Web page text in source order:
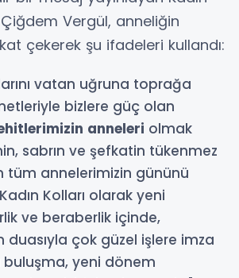
Çiğdem Vergül, anneliğin
çekerek şu ifadeleri kullandı:
vatan uğruna toprağa
bizlere güç olan
anneleri olmak
sabrın ve şefkatin tükenmez
tüm annelerimizin gününü
Kolları olarak yeni
ve beraberlik içinde,
duasıyla çok güzel işlere imza
buluşma, yeni dönem